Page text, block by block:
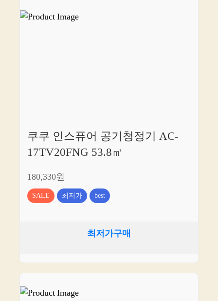
쿠쿠 인스퓨어 공기청정기 AC-
17TV20FNG 53.8㎡
180,330원
SALE 최저가 best
최저가구매